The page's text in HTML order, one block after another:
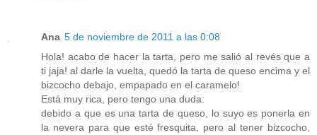
Ana 5 de noviembre de 2011 a las 0:08
Hola! acabo de hacer la tarta, pero me salió al revés que a
ti jaja! al darle la vuelta, quedó la tarta de queso encima y el
bizcocho debajo, empapado en el caramelo!
Está muy rica, pero tengo una duda:
debido a que es una tarta de queso, lo suyo es ponerla en
la nevera para que esté fresquita, pero al tener bizcocho,